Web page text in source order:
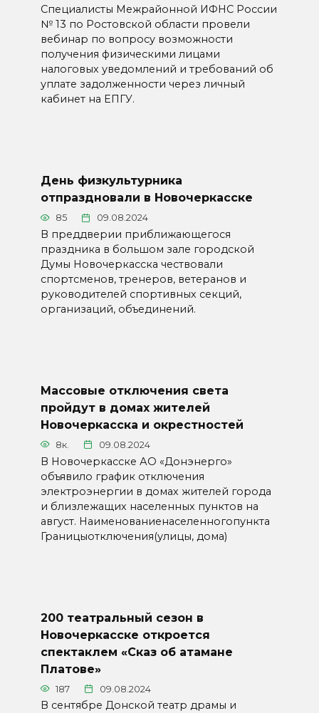
Cпециалисты Межрайонной ИФНС России
№ 13 по Ростовской области провели
вебинар по вопросу возможности
получения физическими лицами
налоговых уведомлений и требований об
уплате задолженности через личный
кабинет на ЕПГУ.
День физкультурника
отпраздновали в Новочеркасске
85 09.08.2024
В преддверии приближающегося
праздника в большом зале городской
Думы Новочеркасска чествовали
спортсменов, тренеров, ветеранов и
руководителей спортивных секций,
организаций, объединений.
Массовые отключения света
пройдут в домах жителей
Новочеркасска и окрестностей
8к. 09.08.2024
В Новочеркасске АО «Донэнерго»
объявило график отключения
электроэнергии в домах жителей города
и близлежащих населенных пунктов на
август. Наименованиенаселенногопункта
Границыотключения(улицы, дома)
200 театральный сезон в
Новочеркасске откроется
спектаклем «Сказ об атамане
Платове»
187 09.08.2024
В сентябре Донской театр драмы и